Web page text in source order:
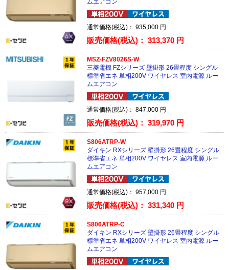
通常価格(税込)：935,000 円
販売価格(税込)：313,370 円
MSZ-FZV8026S-W
三菱電機 FZシリーズ 壁掛形 26畳程度 シングル
標準省エネ 単相200V ワイヤレス 室内電源 ルー
ムエアコン
通常価格(税込)：847,000 円
販売価格(税込)：319,970 円
S806ATRP-W
ダイキン RXシリーズ 壁掛形 26畳程度 シングル
標準省エネ 単相200V ワイヤレス 室内電源 ルー
ムエアコン
通常価格(税込)：957,000 円
販売価格(税込)：331,340 円
S806ATRP-C
ダイキン RXシリーズ 壁掛形 26畳程度 シングル
標準省エネ 単相200V ワイヤレス 室内電源 ルー
ムエアコン